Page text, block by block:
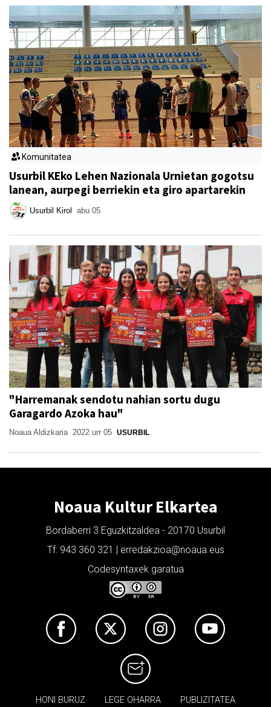
Komunitatea
Usurbil KEko Lehen Nazionala Urnietan gogotsu
lanean, aurpegi berriekin eta giro apartarekin
Usurbil Kirol abu 05
"Harremanak sendotu nahian sortu dugu
Garagardo Azoka hau"
Noaua Aldizkaria 2022 urr 05 USURBIL
Noaua Kultur Elkartea
Bordaberri 3 Eguzkitzaldea - 20170 Usurbil
Tf: 943 360 321 | erredakzioa@noaua.eus
Codesyntaxek garatua
HONI BURUZ LEGE OHARRA PUBLIZITATEA